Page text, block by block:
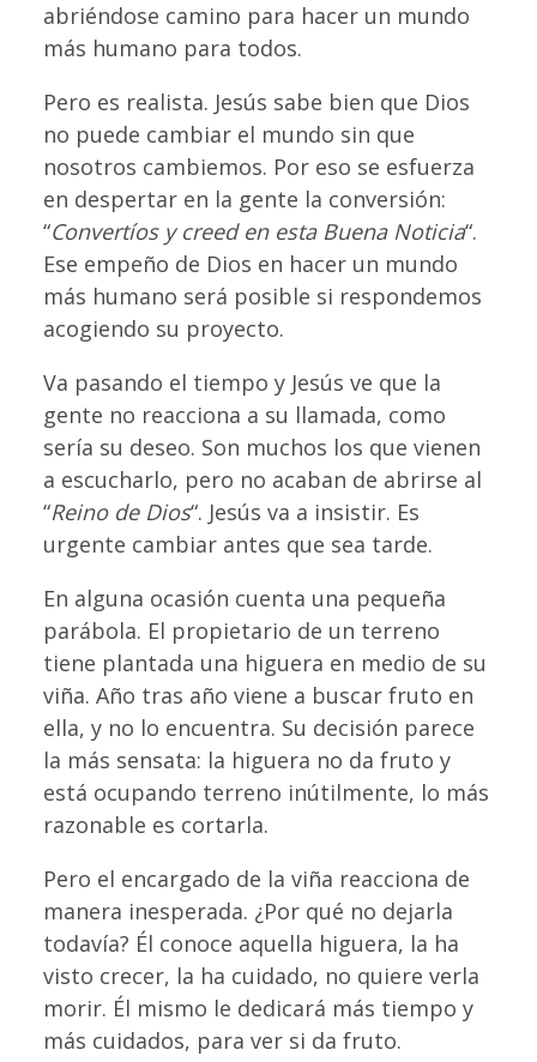
abriéndose camino para hacer un mundo
más humano para todos.
Pero es realista. Jesús sabe bien que Dios
no puede cambiar el mundo sin que
nosotros cambiemos. Por eso se esfuerza
en despertar en la gente la conversión:
“Convertíos y creed en esta Buena Noticia“.
Ese empeño de Dios en hacer un mundo
más humano será posible si respondemos
acogiendo su proyecto.
Va pasando el tiempo y Jesús ve que la
gente no reacciona a su llamada, como
sería su deseo. Son muchos los que vienen
a escucharlo, pero no acaban de abrirse al
“Reino de Dios“. Jesús va a insistir. Es
urgente cambiar antes que sea tarde.
En alguna ocasión cuenta una pequeña
parábola. El propietario de un terreno
tiene plantada una higuera en medio de su
viña. Año tras año viene a buscar fruto en
ella, y no lo encuentra. Su decisión parece
la más sensata: la higuera no da fruto y
está ocupando terreno inútilmente, lo más
razonable es cortarla.
Pero el encargado de la viña reacciona de
manera inesperada. ¿Por qué no dejarla
todavía? Él conoce aquella higuera, la ha
visto crecer, la ha cuidado, no quiere verla
morir. Él mismo le dedicará más tiempo y
más cuidados, para ver si da fruto.